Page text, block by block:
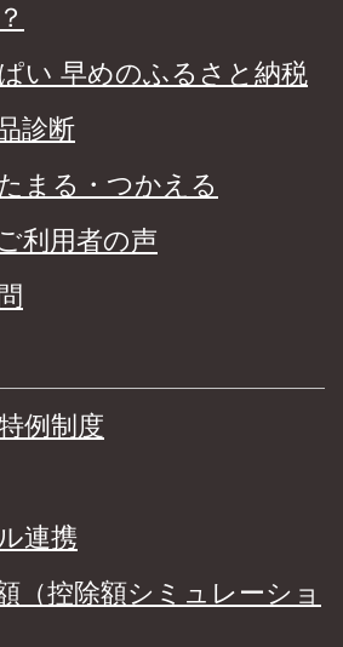
い 早めのふるさと納税
診断
まる・つかえる
利用者の声
例制度
連携
（控除額シミュレーショ